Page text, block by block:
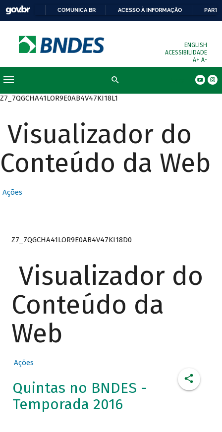
COMUNICA BR ACESSO À INFORMAÇÃO
ENGLISH
ACESSIBILIDADE
A+ A-
Z7_7QGCHA41LOR9E0AB4V47KI18L1
Visualizador do
Conteúdo da Web
Ações
Z7_7QGCHA41LOR9E0AB4V47KI18D0
Visualizador do
Conteúdo da
Web
Ações
Quintas no BNDES -
Temporada 2016